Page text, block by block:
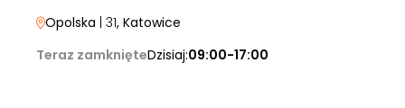
Opolska | 31, Katowice
Teraz zamknięteDzisiaj:09:00-17:00